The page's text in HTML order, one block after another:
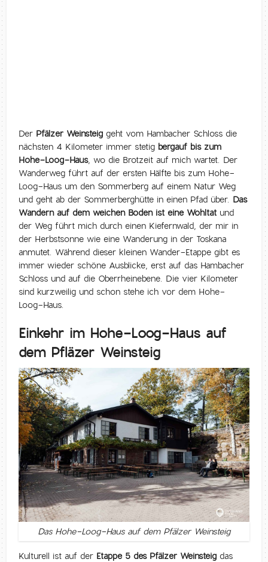
Der Pfälzer Weinsteig geht vom Hambacher Schloss die
nächsten 4 Kilometer immer stetig bergauf bis zum
Hohe-Loog-Haus, wo die Brotzeit auf mich wartet. Der
Wanderweg führt auf der ersten Hälfte bis zum Hohe-
Loog-Haus um den Sommerberg auf einem Natur Weg
und geht ab der Sommerberghütte in einen Pfad über. Das
Wandern auf dem weichen Boden ist eine Wohltat und
der Weg führt mich durch einen Kiefernwald, der mir in
der Herbstsonne wie eine Wanderung in der Toskana
anmutet. Während dieser kleinen Wander-Etappe gibt es
immer wieder schöne Ausblicke, erst auf das Hambacher
Schloss und auf die Oberrheinebene. Die vier Kilometer
sind kurzweilig und schon stehe ich vor dem Hohe-
Loog-Haus.
Einkehr im Hohe-Loog-Haus auf
dem Pfläzer Weinsteig
Das Hohe-Loog-Haus auf dem Pfälzer Weinsteig
Kulturell ist auf der Etappe 5 des Pfälzer Weinsteig das